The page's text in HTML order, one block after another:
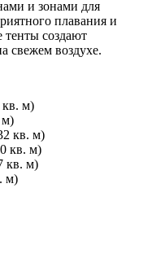
и зонами для
плавания и
тенты создают
свежем воздухе.
кв. м)
м)
кв. м)
кв. м)
кв. м)
м)